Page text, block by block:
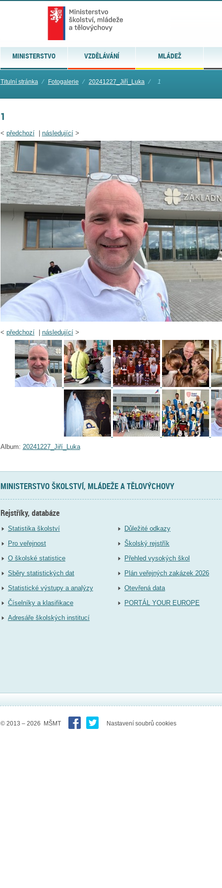
MINISTERSTVO VZDĚLÁVÁNÍ MLÁDEŽ
Titulní stránka ⁄ Fotogalerie ⁄ 20241227_Jiří_Luka ⁄ 1
1
< předchozí| následující>
< předchozí| následující>
Album: 20241227_Jiří_Luka
MINISTERSTVO ŠKOLSTVÍ, MLÁDEŽE A TĚLOVÝCHOVY
Rejstříky, databáze
Statistika školství
Pro veřejnost
O školské statistice
Sběry statistických dat
Statistické výstupy a analýzy
Číselníky a klasifikace
Adresáře školských institucí
Důležité odkazy
Školský rejstřík
Přehled vysokých škol
Plán veřejných zakázek 2026
Otevřená data
PORTÁL YOUR EUROPE
© 2013 – 2026 MŠMT Nastavení soubrů cookies